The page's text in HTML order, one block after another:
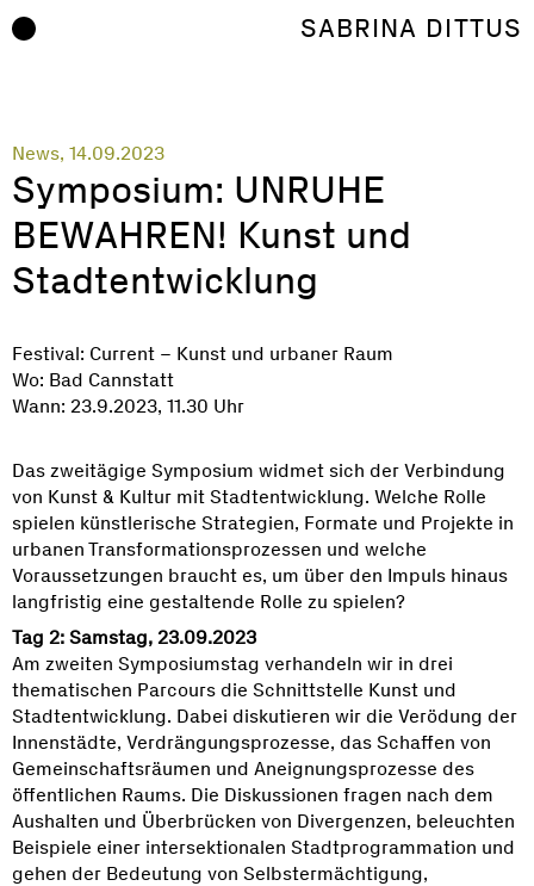
Zum Inhalt springen
SABRINA DITTUS
News, 14.09.2023
Symposium: UNRUHE
BEWAHREN! Kunst und
Stadtentwicklung
Festival: Current – Kunst und urbaner Raum
Wo: Bad Cannstatt
Wann: 23.9.2023, 11.30 Uhr
Das zweitägige Symposium widmet sich der Verbindung
von Kunst & Kultur mit Stadtentwicklung. Welche Rolle
spielen künstlerische Strategien, Formate und Projekte in
urbanen Transformationsprozessen und welche
Voraussetzungen braucht es, um über den Impuls hinaus
langfristig eine gestaltende Rolle zu spielen?
Tag 2: Samstag, 23.09.2023
Am zweiten Symposiumstag verhandeln wir in drei
thematischen Parcours die Schnittstelle Kunst und
Stadtentwicklung. Dabei diskutieren wir die Verödung der
Innenstädte, Verdrängungsprozesse, das Schaffen von
Gemeinschaftsräumen und Aneignungsprozesse des
öffentlichen Raums. Die Diskussionen fragen nach dem
Aushalten und Überbrücken von Divergenzen, beleuchten
Beispiele einer intersektionalen Stadtprogrammation und
gehen der Bedeutung von Selbstermächtigung,